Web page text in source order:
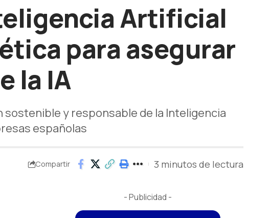
Artificial
para asegurar
la IA
sostenible y responsable de la Inteligencia
españolas
Compartir 3 minutos de lectura
- Publicidad -